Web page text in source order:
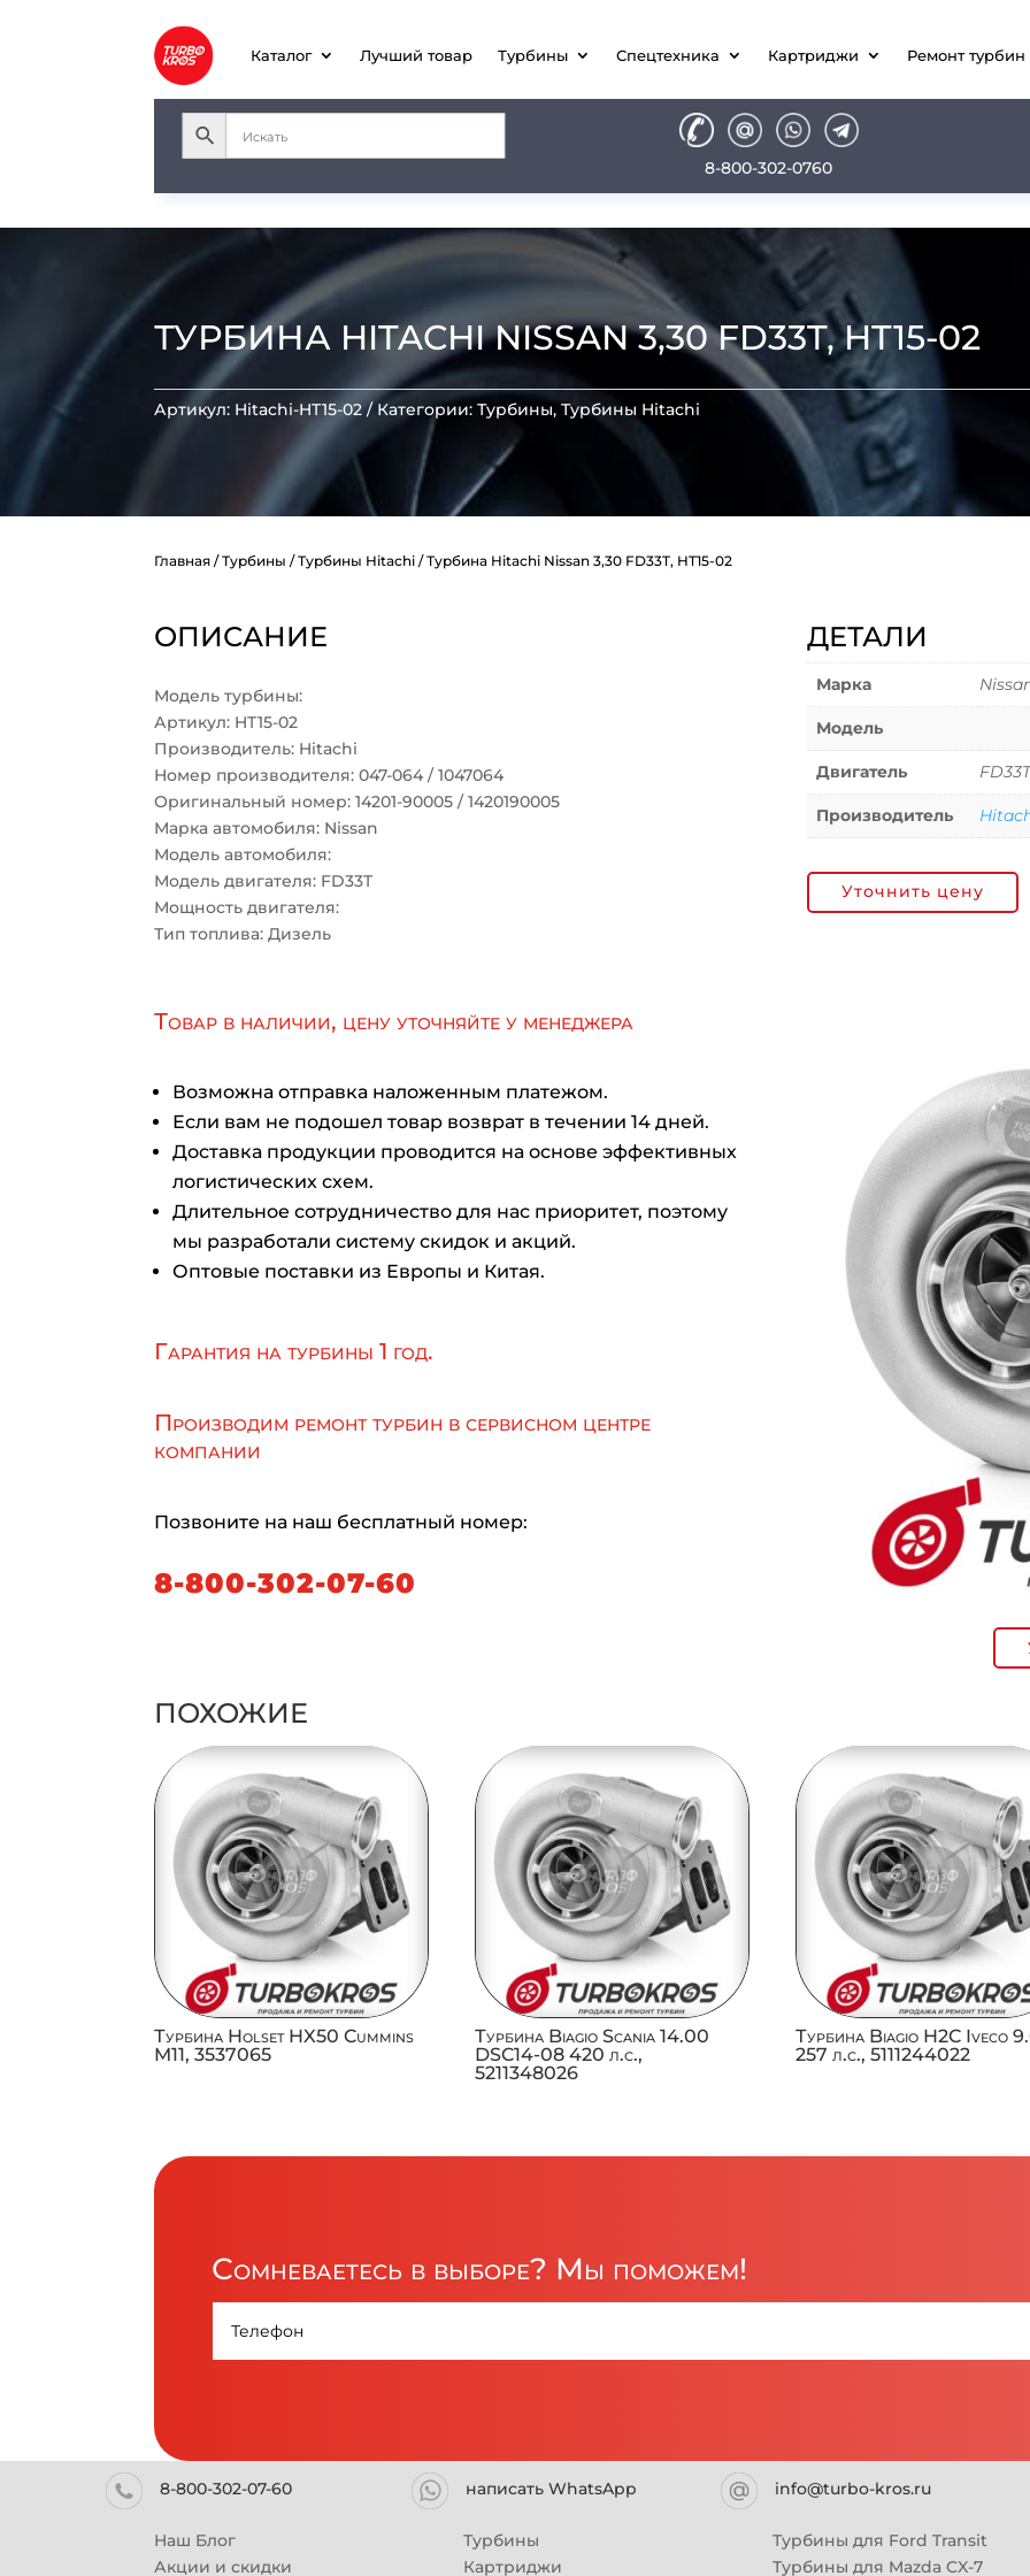
Каталог Лучший товар Турбины Спецтехника Картриджи Ремонт турбин
8-800-302-0760
ТУРБИНА HITACHI NISSAN 3,30 FD33T, HT15-02
Артикул: Hitachi-HT15-02 Категории:Турбины,Турбины Hitachi
Главная /Турбины /Турбины Hitachi / Турбина Hitachi Nissan 3,30 FD33T, HT15-02
ОПИСАНИЕ
Модель турбины:
Артикул: HT15-02
Производитель: Hitachi
Номер производителя: 047-064 / 1047064
Оригинальный номер: 14201-90005 / 1420190005
Марка автомобиля: Nissan
Модель автомобиля:
Модель двигателя: FD33T
Мощность двигателя:
Тип топлива: Дизель
ДЕТАЛИ
Марка
Модель
Двигатель FD33T
Производитель
Уточнить цену
Товар в наличии, цену уточняйте у менеджера
Возможна отправка наложенным платежом.
Если вам не подошел товар возврат в течении 14 дней.
Доставка продукции проводится на основе эффективных
логистических схем.
Длительное сотрудничество для нас приоритет, поэтому
мы разработали систему скидок и акций.
Оптовые поставки из Европы и Китая.
Гарантия на турбины 1 год.
Производим ремонт турбин в сервисном центре
компании
Позвоните на наш бесплатный номер:
8-800-302-07-60
ПОХОЖИЕ
Турбина Holset HX50 Cummins
M11, 3537065
Турбина Biagio Scania 14.00
DSC14-08 420 л.с.,
5211348026
Турбина Biagio H2C Iveco
257 л.с., 5111244022
Сомневаетесь в выборе? Мы поможем!
8-800-302-07-60 написать WhatsApp info@turbo-kros.ru
Наш Блог
Акции и скидки
Турбины
Картриджи
Турбины для Ford Transit
Турбины для Mazda CX-7